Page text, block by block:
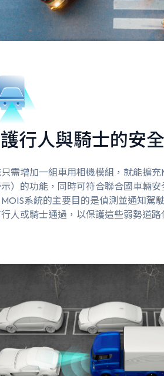
行人與騎士的安全
需增加一組車用相機模組，就能擴
）的功能，同時可符合聯合國車輛安
系統的主要目的是偵測並通知駕
人或騎士通過，以保護這些弱勢道路